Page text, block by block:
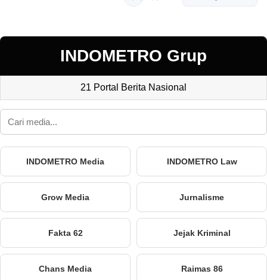
INDOMETRO Grup
21 Portal Berita Nasional
INDOMETRO Media INDOMETRO Law
Grow Media Jurnalisme
Fakta 62 Jejak Kriminal
Chans Media Raimas 86